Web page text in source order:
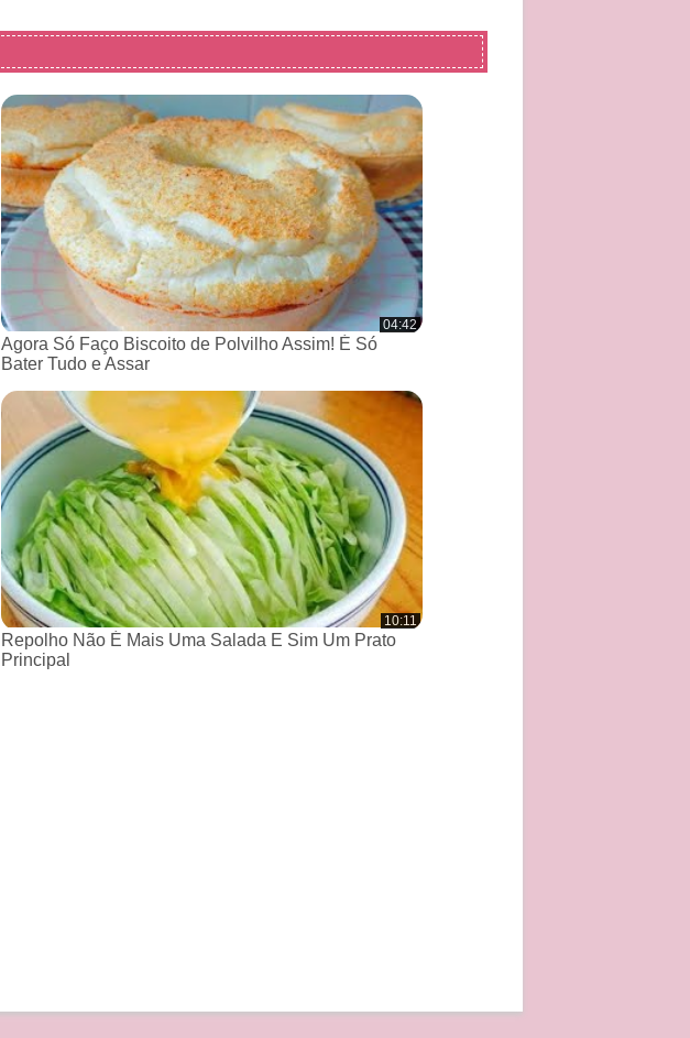
04:42
Agora Só Faço Biscoito de Polvilho Assim! É Só
Bater Tudo e Assar
10:11
Repolho Não É Mais Uma Salada E Sim Um Prato
Principal